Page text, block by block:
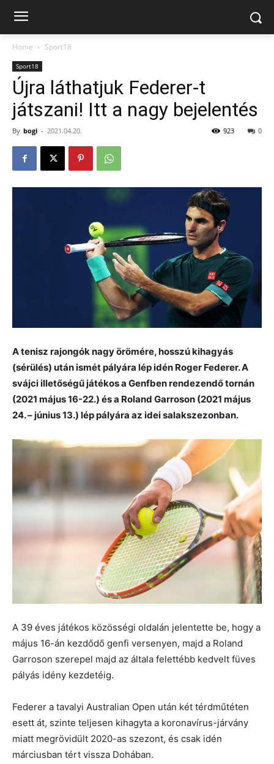
Home Sport18
Sport18
Újra láthatjuk Federer-t
játszani! Itt a nagy bejelentés
By bogi - 2021.04.20. 0
923
A tenisz rajongók nagy örömére, hosszú kihagyás
(sérülés) után ismét pályára lép idén Roger Federer. A
svájci illetőségű játékos a Genfben rendezendő tornán
(2021 május 16-22.) és a Roland Garroson (2021 május
24. – június 13.) lép pályára az idei salakszezonban.
A 39 éves játékos közösségi oldalán jelentette be, hogy a
május 16-án kezdődő genfi versenyen, majd a Roland
Garroson szerepel majd az általa felettébb kedvelt füves
pályás idény kezdetéig.
Federer a tavalyi Australian Open után két térdműtéten
esett át, szinte teljesen kihagyta a koronavírus-járvány
miatt megrövidült 2020-as szezont, és csak idén
márciusban tért vissza Dohában.